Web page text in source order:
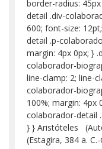
border-radius:
detail .div-
600; font-size:
detail .p-
margin: 4px 0px; }
colaborador-
line-clamp: 2; line-
colaborador-
100%; margin: 4px
colaborador-detail
} } Aristóteles
(Estagira, 384 a.